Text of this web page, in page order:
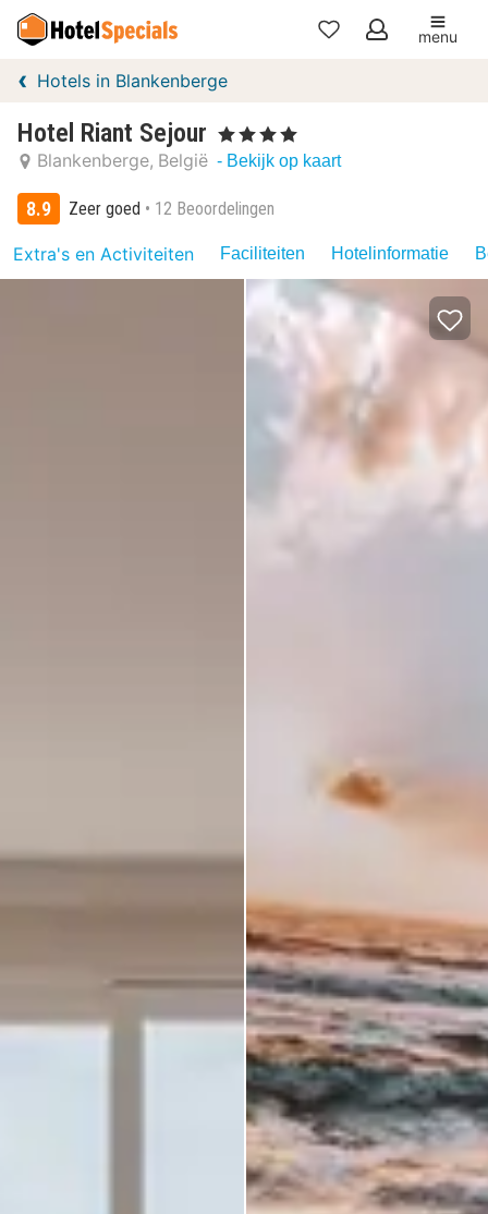
Mijn
menu
Hotels in Blankenberge
Hotel Riant Sejour , 4 Sterren
Blankenberge België - Bekijk op kaart
8.9 Zeer goed 12 Beoordelingen
Extra's en Activiteiten Faciliteiten Hotelinformatie